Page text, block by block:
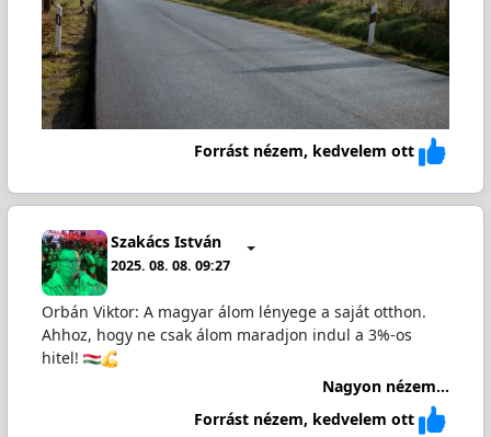
Forrást nézem, kedvelem ott
Szakács István
2025. 08. 08. 09:27
Orbán Viktor: A magyar álom lényege a saját otthon.
Ahhoz, hogy ne csak álom maradjon indul a 3%-os
hitel!
Nagyon nézem...
Forrást nézem, kedvelem ott